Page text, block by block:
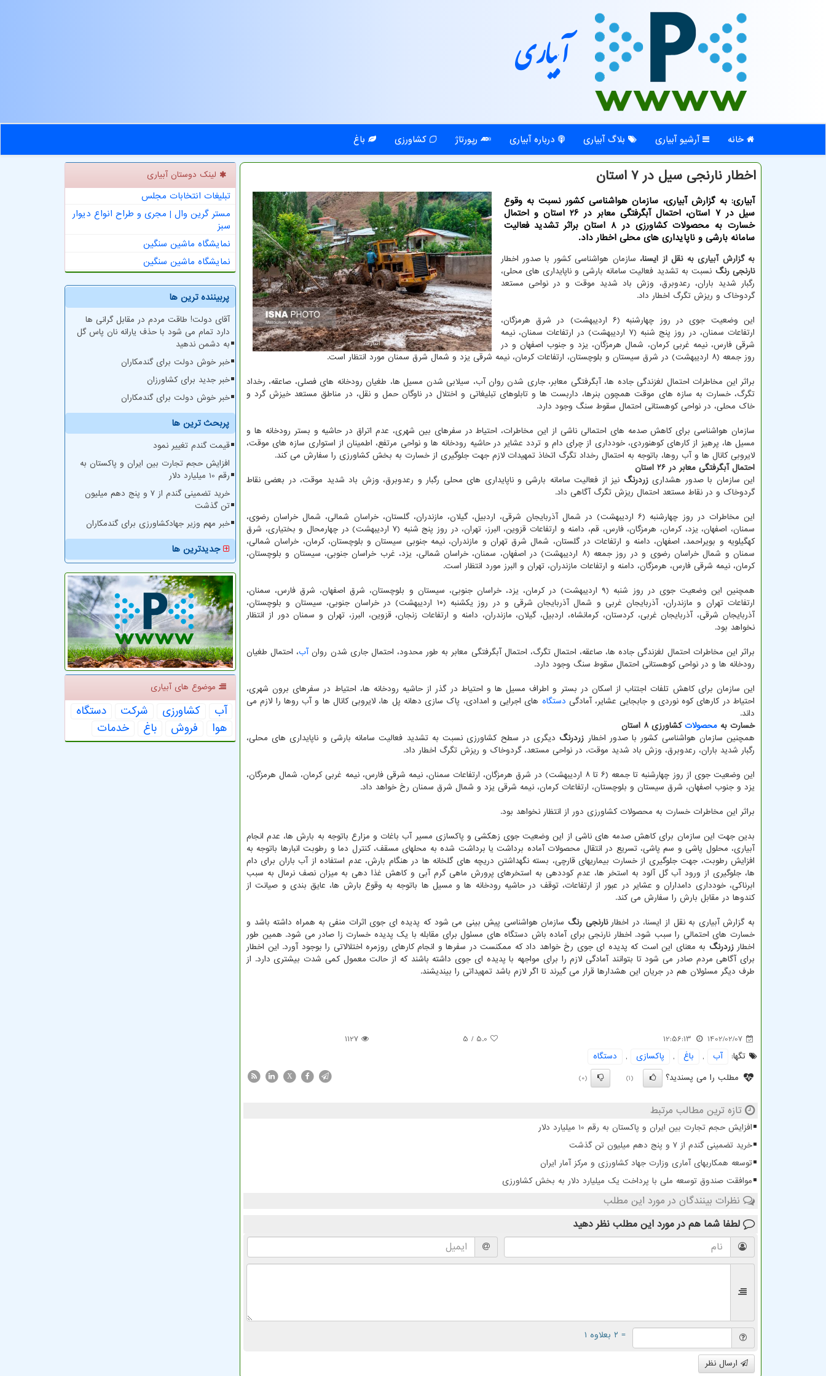
آبیاری
خانه آرشیو آبیاری بلاگ آبیاری درباره آبیاری رپورتاژ کشاورزی باغ
اخطار نارنجی سیل در ۷ استان
آبیاری: به گزارش آبیاری، سازمان هواشناسی کشور نسبت به وقوع
سیل در ۷ استان، احتمال آبگرفتگی معابر در ۲۶ استان و احتمال
خسارت به محصولات کشاورزی در ۸ استان براثر تشدید فعالیت
سامانه بارشی و ناپایداری های محلی اخطار داد.
به گزارش آبیاری به نقل از ایسنا، سازمان هواشناسی کشور با صدور اخطار
نارنجی رنگ نسبت به تشدید فعالیت سامانه بارشی و ناپایداری های محلی،
رگبار شدید باران، رعدوبرق، وزش باد شدید موقت و در نواحی مستعد
گردوخاک و ریزش تگرگ اخطار داد.
این وضعیت جوی در روز چهارشنبه (۶ اردیبهشت) در شرق هرمزگان،
ارتفاعات سمنان، در روز پنج شنبه (۷ اردیبهشت) در ارتفاعات سمنان، نیمه
شرقی فارس، نیمه غربی کرمان، شمال هرمزگان، یزد و جنوب اصفهان و در
روز جمعه (۸ اردیبهشت) در شرق سیستان و بلوچستان، ارتفاعات کرمان، نیمه شرقی یزد و شمال شرق سمنان مورد انتظار است.
براثر این مخاطرات احتمال لغزندگی جاده ها، آبگرفتگی معابر، جاری شدن روان آب، سیلابی شدن مسیل ها، طغیان رودخانه های فصلی، صاعقه، رخداد
تگرگ، خسارت به سازه های موقت همچون بنرها، داربست ها و تابلوهای تبلیغاتی و اختلال در ناوگان حمل و نقل، در مناطق مستعد خیزش گرد و
خاک محلی، در نواحی کوهستانی احتمال سقوط سنگ وجود دارد.
سازمان هواشناسی برای کاهش صدمه های احتمالی ناشی از این مخاطرات، احتیاط در سفرهای بین شهری، عدم اتراق در حاشیه و بستر رودخانه ها و
مسیل ها، پرهیز از کارهای کوهنوردی، خودداری از چرای دام و تردد عشایر در حاشیه رودخانه ها و نواحی مرتفع، اطمینان از استواری سازه های موقت،
لایروبی کانال ها و آب روها، باتوجه به احتمال رخداد تگرگ اتخاذ تمهیدات لازم جهت جلوگیری از خسارت به بخش کشاورزی را سفارش می کند.
احتمال آبگرفتگی معابر در ۲۶ استان
این سازمان با صدور هشداریزردرنگ نیز از فعالیت سامانه بارشی و ناپایداری های محلی رگبار و رعدوبرق، وزش باد شدید موقت، در بعضی نقاط
گردوخاک و در نقاط مستعد احتمال ریزش تگرگ آگاهی داد.
این مخاطرات در روز چهارشنبه (۶ اردیبهشت) در شمال آذربایجان شرقی، اردبیل، گیلان، مازندران، گلستان، خراسان شمالی، شمال خراسان رضوی،
سمنان، اصفهان، یزد، کرمان، هرمزگان، فارس، قم، دامنه و ارتفاعات قزوین، البرز، تهران، در روز پنج شنبه (۷ اردیبهشت) در چهارمحال و بختیاری، شرق
کهگیلویه و بویراحمد، اصفهان، دامنه و ارتفاعات در گلستان، شمال شرق تهران و مازندران، نیمه جنوبی سیستان و بلوچستان، کرمان، خراسان شمالی،
سمنان و شمال خراسان رضوی و در روز جمعه (۸ اردیبهشت) در اصفهان، سمنان، خراسان شمالی، یزد، غرب خراسان جنوبی، سیستان و بلوچستان،
کرمان، نیمه شرقی فارس، هرمزگان، دامنه و ارتفاعات مازندران، تهران و البرز مورد انتظار است.
همچنین این وضعیت جوی در روز شنبه (۹ اردیبهشت) در کرمان، یزد، خراسان جنوبی، سیستان و بلوچستان، شرق اصفهان، شرق فارس، سمنان،
ارتفاعات تهران و مازندران، آذربایجان غربی و شمال آذربایجان شرقی و در روز یکشنبه (۱۰ اردیبهشت) در خراسان جنوبی، سیستان و بلوچستان،
آذربایجان شرقی، آذربایجان غربی، کردستان، کرمانشاه، اردبیل، گیلان، مازندران، دامنه و ارتفاعات زنجان، قزوین، البرز، تهران و سمنان دور از انتظار
نخواهد بود.
براثر این مخاطرات احتمال لغزندگی جاده ها، صاعقه، احتمال تگرگ، احتمال آبگرفتگی معابر به طور محدود، احتمال جاری شدن روانآب، احتمال طغیان
رودخانه ها و در نواحی کوهستانی احتمال سقوط سنگ وجود دارد.
این سازمان برای کاهش تلفات اجتناب از اسکان در بستر و اطراف مسیل ها و احتیاط در گذر از حاشیه رودخانه ها، احتیاط در سفرهای برون شهری،
احتیاط در کارهای کوه نوردی و جابجایی عشایر، آمادگی دستگاه های اجرایی و امدادی، پاک سازی دهانه پل ها، لایروبی کانال ها و آب روها را لازم می
داند.
خسارت به محصولات کشاورزی ۸ استان
همچنین سازمان هواشناسی کشور با صدور اخطار زردرنگ دیگری در سطح کشاورزی نسبت به تشدید فعالیت سامانه بارشی و ناپایداری های محلی،
رگبار شدید باران، رعدوبرق، وزش باد شدید موقت، در نواحی مستعد، گردوخاک و ریزش تگرگ اخطار داد.
این وضعیت جوی از روز چهارشنبه تا جمعه (۶ تا ۸ اردیبهشت) در شرق هرمزگان، ارتفاعات سمنان، نیمه شرقی فارس، نیمه غربی کرمان، شمال هرمزگان،
یزد و جنوب اصفهان، شرق سیستان و بلوچستان، ارتفاعات کرمان، نیمه شرقی یزد و شمال شرق سمنان رخ خواهد داد.
براثر این مخاطرات خسارت به محصولات کشاورزی دور از انتظار نخواهد بود.
بدین جهت این سازمان برای کاهش صدمه های ناشی از این وضعیت جوی زهکشی و پاکسازی مسیر آب باغات و مزارع باتوجه به بارش ها، عدم انجام
آبیاری، محلول پاشی و سم پاشی، تسریع در انتقال محصولات آماده برداشت یا برداشت شده به محلهای مسقف، کنترل دما و رطوبت انبارها باتوجه به
افزایش رطوبت، جهت جلوگیری از خسارت بیماریهای قارچی، بسته نگهداشتن دریچه های گلخانه ها در هنگام بارش، عدم استفاده از آب باران برای دام
ها، جلوگیری از ورود آب گل آلود به استخر ها، عدم کوددهی به استخرهای پرورش ماهی گرم آبی و کاهش غذا دهی به میزان نصف نرمال به سبب
ابرناکی، خودداری دامداران و عشایر در عبور از ارتفاعات، توقف در حاشیه رودخانه‏ ها و مسیل‏ ها باتوجه به وقوع بارش ها‏، عایق بندی و صیانت از
کندوها در مقابل بارش را سفارش می کند.
به گزارش آبیاری به نقل از ایسنا، در اخطارنارنجی رنگ سازمان هواشناسی پیش بینی می شود که پدیده ای جوی اثرات منفی به همراه داشته باشد و
خسارت های احتمالی را سبب شود. اخطار نارنجی برای آماده باش دستگاه های مسئول برای مقابله با یک پدیده خسارت زا صادر می شود. همین طور
اخطارزردرنگ به معنای این است که پدیده ای جوی رخ خواهد داد که ممکنست در سفرها و انجام کارهای روزمره اختلالاتی را بوجود آورد. این اخطار
برای آگاهی مردم صادر می شود تا بتوانند آمادگی لازم را برای مواجهه با پدیده ای جوی داشته باشند که از حالت معمول کمی شدت بیشتری دارد. از
طرف دیگر مسئولان هم در جریان این هشدارها قرار می گیرند تا اگر لازم باشد تمهیداتی را بیندیشند.
1402/02/07
12:56:13
5.0
/ 5
1127
تگها:
آب , باغ , پاكسازی ,
دستگاه
مطلب را می پسندید؟
(1)
(0)
X
تازه ترین مطالب مرتبط
افزایش حجم تجارت بین ایران و پاکستان به رقم 10 میلیارد دلار
خرید تضمینی گندم از ۷ و پنج دهم میلیون تن گذشت
توسعه همکاریهای آماری وزارت جهاد کشاورزی و مرکز آمار ایران
موافقت صندوق توسعه ملی با پرداخت یک میلیارد دلار به بخش کشاورزی
نظرات بینندگان در مورد این مطلب
لطفا شما هم در مورد این مطلب نظر دهید
= ۲ بعلاوه ۱
ارسال نظر
لینک دوستان آبیاری
تبلیغات انتخابات مجلس
مستر گرین وال | مجری و طراح انواع دیوار
سبز
نمایشگاه ماشین سنگین
نمایشگاه ماشین سنگین
پربیننده ترین ها
آقای دولت! طاقت مردم در مقابل گرانی ها
دارد تمام می شود با حذف یارانه نان پاس گل
به دشمن ندهید
خبر خوش دولت برای گندمکاران
خبر جدید برای کشاورزان
خبر خوش دولت برای گندمکاران
پربحث ترین ها
قیمت گندم تغییر نمود
افزایش حجم تجارت بین ایران و پاکستان به
رقم 10 میلیارد دلار
خرید تضمینی گندم از ۷ و پنج دهم میلیون
تن گذشت
خبر مهم وزیر جهادکشاورزی برای گندمکاران
جدیدترین ها
موضوع های آبیاری
آب كشاورزی شركت
دستگاه
هوا
فروش باغ خدمات